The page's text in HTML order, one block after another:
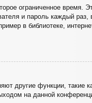
ограниченное время.
и пароль каждый
в библиотеке,
другие функции, такие
на данной